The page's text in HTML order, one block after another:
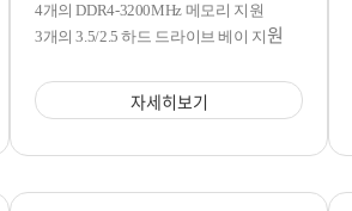
4개의 DDR4-3200MHz 메모리 지원
3개의 3.5/2.5 하드 드라이브 베이 지원
자세히보기